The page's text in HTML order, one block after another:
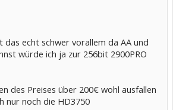
das echt schwer vorallem da AA und
würde ich ja zur 256bit 2900PRO
des Preises über 200€ wohl ausfallen
nur noch die HD3750